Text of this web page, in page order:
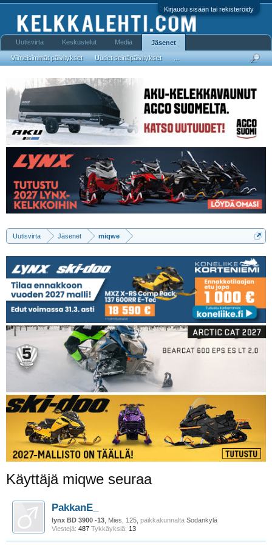
Kirjaudu sisään tai rekisteröidy
Uutisvirta Jäsenet miqwe
Käyttäjä miqwe seuraa
PakkanE_
lynx BD 3900 -13 , Mies, 125, paikkakunnalta Sodankylä
Viestejä: 487 Tykkäyksiä: 13
Uutisvirta Keskustelut Media Jäsenet
Viimeisimmät päivitykset Uudet seinäpäivitykset